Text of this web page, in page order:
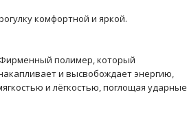
комфортной и яркой.
Фирменный полимер, который
и высвобождает энергию,
и лёгкостью, поглощая ударные